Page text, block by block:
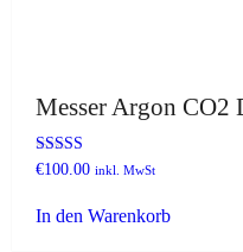
Messer Argon CO2
Bewertet
von 5
€100.00 inkl. MwSt
In den Warenkorb